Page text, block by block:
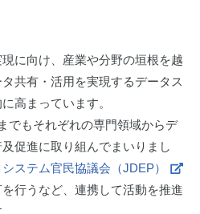
に向け、産業や分野の垣根を越
共有・活用を実現するデータス
高まっています。
でもそれぞれの専門領域からデ
促進に取り組んでまいりまし
ステム官民協議会（JDEP）
行うなど、連携して活動を推進